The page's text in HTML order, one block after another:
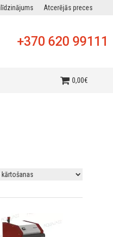
Atcerējās preces
+370 620 99111
0,00€